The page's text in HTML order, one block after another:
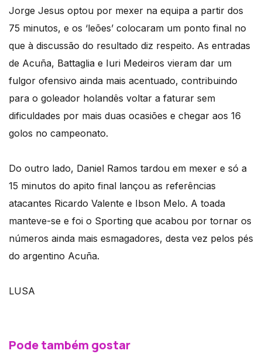
Jorge Jesus optou por mexer na equipa a partir dos
75 minutos, e os ‘leões’ colocaram um ponto final no
que à discussão do resultado diz respeito. As entradas
de Acuña, Battaglia e Iuri Medeiros vieram dar um
fulgor ofensivo ainda mais acentuado, contribuindo
para o goleador holandês voltar a faturar sem
dificuldades por mais duas ocasiões e chegar aos 16
golos no campeonato.
Do outro lado, Daniel Ramos tardou em mexer e só a
15 minutos do apito final lançou as referências
atacantes Ricardo Valente e Ibson Melo. A toada
manteve-se e foi o Sporting que acabou por tornar os
números ainda mais esmagadores, desta vez pelos pés
do argentino Acuña.
LUSA
Pode também gostar